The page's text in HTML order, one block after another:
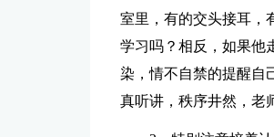
室里，有的交头接耳，
学习吗？相反，如果他
染，情不自禁的提醒自
真听讲，秩序井然，老